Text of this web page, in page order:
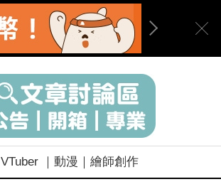
VTuber ｜動漫｜繪師創作